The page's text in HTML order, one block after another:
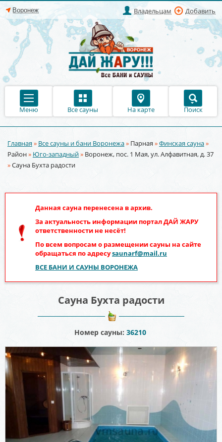
Владельцам Добавить
Меню Все сауны На карте Поиск
Вы здесь
Главная» Все сауны и бани Воронежа» Парная»Финская сауна»
Район» Юго-западный» Воронеж, пос. 1 Мая, ул. Алфавитная, д. 37
»Сауна Бухта радости
Данная сауна перенесена в архив.
За актуальность информации порталДАЙ ЖАРУ
ответственности не несёт!
По всем вопросам о размещении сауны на сайте
обращаться по адресуsaunarf@mail.ru
ВСЕ БАНИ И САУНЫ ВОРОНЕЖА
Сауна Бухта радости
Номер сауны: 36210